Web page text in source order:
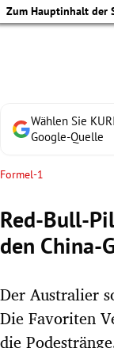
Zum Hauptinhalt der
Untermenü
Wählen Sie
Google-Quelle
Formel-1
Red-Bull-
den China-
Der Australier
Die Favoriten
die